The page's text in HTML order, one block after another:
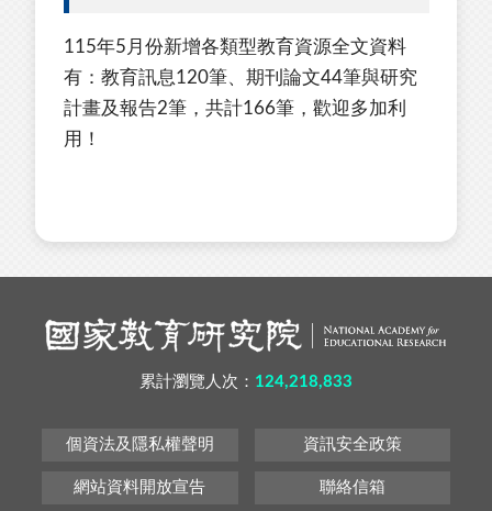
115年5月份新增各類型教育資源全文資料
有：教育訊息120筆、期刊論文44筆與研究
計畫及報告2筆，共計166筆，歡迎多加利
用！
累計瀏覽人次： 124,218,833
個資法及隱私權聲明 資訊安全政策
網站資料開放宣告 聯絡信箱